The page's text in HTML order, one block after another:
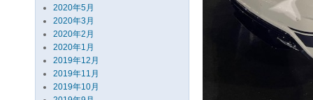
2020年5月
2020年3月
2020年2月
2020年1月
2019年12月
2019年11月
2019年10月